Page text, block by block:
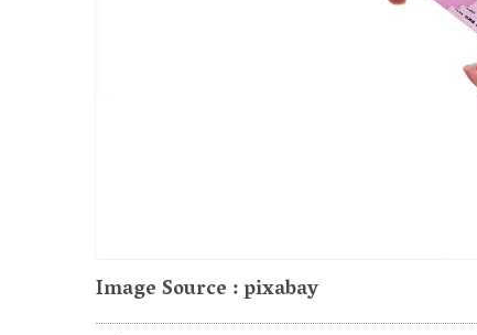
Image Source : pixabay